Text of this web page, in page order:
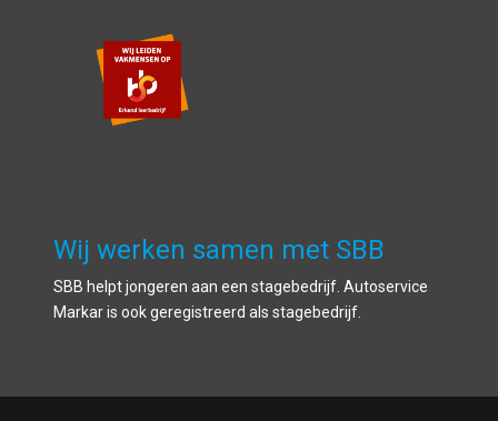
Wij werken samen met SBB
SBB helpt jongeren aan een stagebedrijf. Autoservice
Markar is ook geregistreerd als stagebedrijf.